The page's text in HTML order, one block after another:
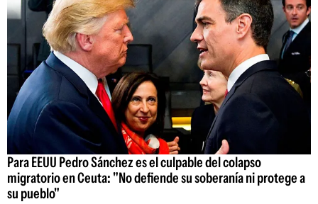
Para EEUU Pedro Sánchez es el culpable del colapso
migratorio en Ceuta: "No defiende su soberanía ni protege a
su pueblo"